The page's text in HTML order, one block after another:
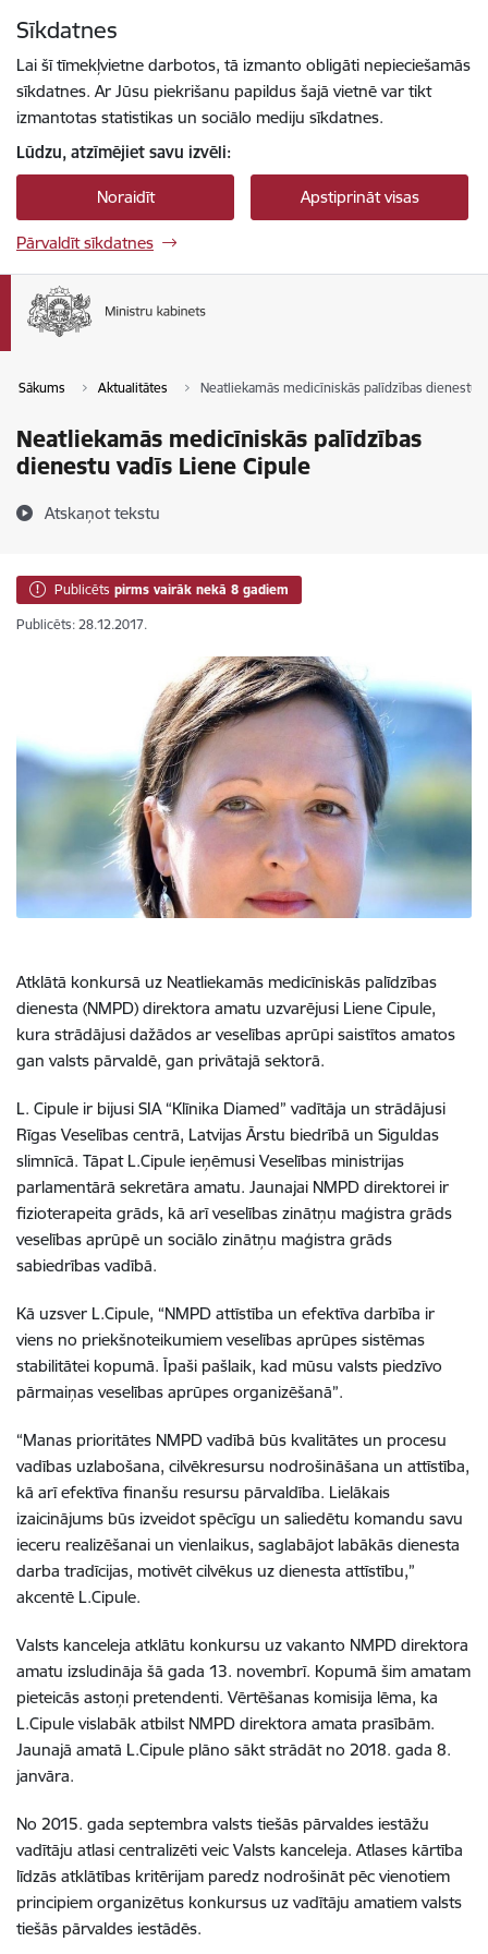
Sīkdatnes
Lai šī tīmekļvietne darbotos, tā izmanto obligāti nepieciešamās
sīkdatnes. Ar Jūsu piekrišanu papildus šajā vietnē var tikt
izmantotas statistikas un sociālo mediju sīkdatnes.
Lūdzu, atzīmējiet savu izvēli:
Noraidīt Apstiprināt visas
Pārvaldīt sīkdatnes
Sākums Aktualitātes Neatliekamās medicīniskās palīdzības dienestu
Neatliekamās medicīniskās palīdzības
dienestu vadīs Liene Cipule
Atskaņot tekstu
Publicēts pirms vairāk nekā 8 gadiem
Publicēts: 28.12.2017.
Atklātā konkursā uz Neatliekamās medicīniskās palīdzības
dienesta (NMPD) direktora amatu uzvarējusi Liene Cipule,
kura strādājusi dažādos ar veselības aprūpi saistītos amatos
gan valsts pārvaldē, gan privātajā sektorā.
L. Cipule ir bijusi SIA “Klīnika Diamed” vadītāja un strādājusi
Rīgas Veselības centrā, Latvijas Ārstu biedrībā un Siguldas
slimnīcā. Tāpat L.Cipule ieņēmusi Veselības ministrijas
parlamentārā sekretāra amatu. Jaunajai NMPD direktorei ir
fizioterapeita grāds, kā arī veselības zinātņu maģistra grāds
veselības aprūpē un sociālo zinātņu maģistra grāds
sabiedrības vadībā.
Kā uzsver L.Cipule, “NMPD attīstība un efektīva darbība ir
viens no priekšnoteikumiem veselības aprūpes sistēmas
stabilitātei kopumā. Īpaši pašlaik, kad mūsu valsts piedzīvo
pārmaiņas veselības aprūpes organizēšanā”.
“Manas prioritātes NMPD vadībā būs kvalitātes un procesu
vadības uzlabošana, cilvēkresursu nodrošināšana un attīstība,
kā arī efektīva finanšu resursu pārvaldība. Lielākais
izaicinājums būs izveidot spēcīgu un saliedētu komandu savu
ieceru realizēšanai un vienlaikus, saglabājot labākās dienesta
darba tradīcijas, motivēt cilvēkus uz dienesta attīstību,”
akcentē L.Cipule.
Valsts kanceleja atklātu konkursu uz vakanto NMPD direktora
amatu izsludināja šā gada 13. novembrī. Kopumā šim amatam
pieteicās astoņi pretendenti. Vērtēšanas komisija lēma, ka
L.Cipule vislabāk atbilst NMPD direktora amata prasībām.
Jaunajā amatā L.Cipule plāno sākt strādāt no 2018. gada 8.
janvāra.
No 2015. gada septembra valsts tiešās pārvaldes iestāžu
vadītāju atlasi centralizēti veic Valsts kanceleja. Atlases kārtība
līdzās atklātības kritērijam paredz nodrošināt pēc vienotiem
principiem organizētus konkursus uz vadītāju amatiem valsts
tiešās pārvaldes iestādēs.